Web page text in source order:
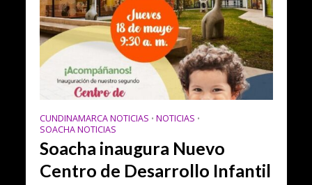
CUNDINAMARCA NOTICIAS • NOTICIAS •
SOACHA NOTICIAS
Soacha inaugura Nuevo
Centro de Desarrollo Infantil